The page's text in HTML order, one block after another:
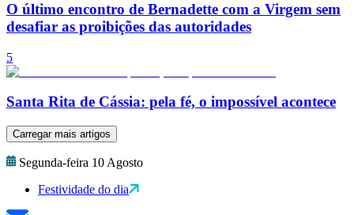
O último encontro de Bernadette com a Virgem sem
desafiar as proibições das autoridades
5
Santa Rita de Cássia: pela fé, o impossível acontece
Carregar mais artigos
Segunda-feira 10 Agosto
Festividade do dia